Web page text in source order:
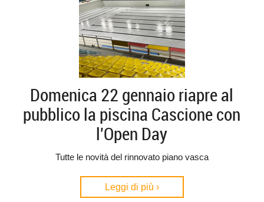
Domenica 22 gennaio riapre al
pubblico la piscina Cascione con
l'Open Day
Tutte le novità del rinnovato piano vasca
Leggi di più ›